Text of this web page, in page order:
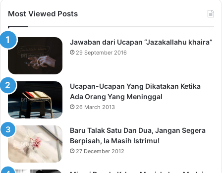
Most Viewed Posts
Jawaban dari Ucapan “Jazakallahu khaira”
29 September 2016
Ucapan-Ucapan Yang Dikatakan Ketika
Ada Orang Yang Meninggal
26 March 2013
Baru Talak Satu Dan Dua, Jangan Segera
Berpisah, Ia Masih Istrimu!
27 December 2012